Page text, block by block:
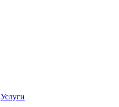
Услуги